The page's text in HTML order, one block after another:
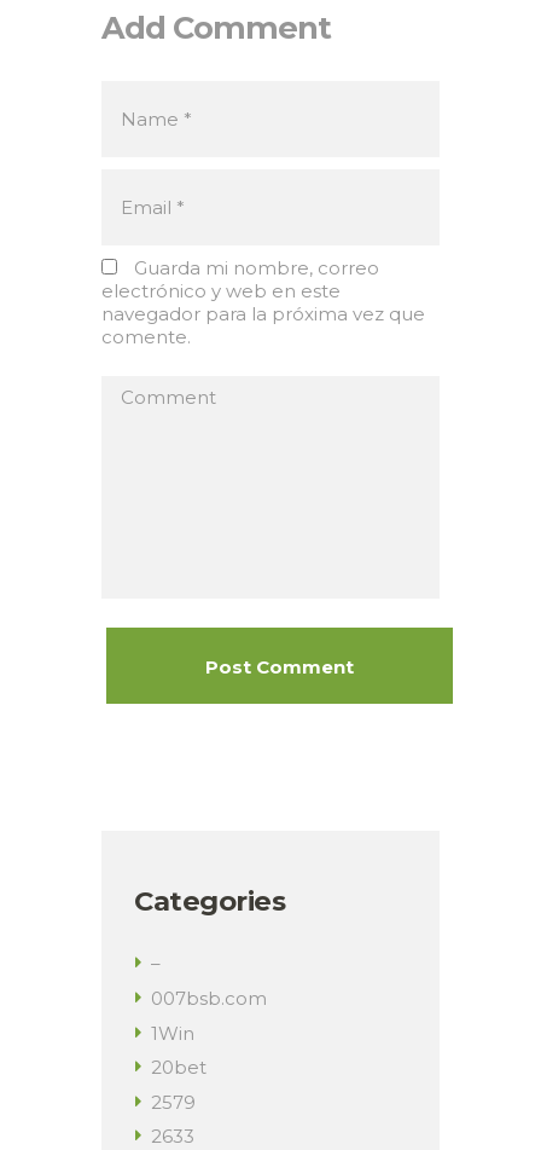
Add Comment
Guarda mi nombre, correo
electrónico y web en este
navegador para la próxima vez que
comente.
Categories
–
007bsb.com
1Win
20bet
2579
2633